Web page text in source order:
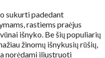
sukurti padedant
rastiems praėjus
išnyko. Be šių populiarių
žinomų išnykusių rūšių,
norėdami iliustruoti